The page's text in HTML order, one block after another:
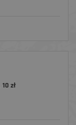
10 zł